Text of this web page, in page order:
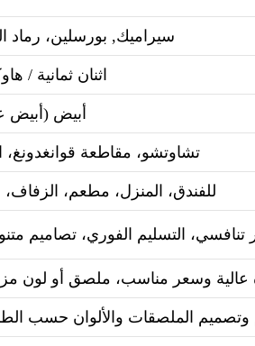
سيراميك, بورسلين، رماد
اثنان ثمانية /
أبيض (أبيض
تشاوتشو، مقاطعة قوانغدونغ،
للفندق، المنزل، مطعم، الزفاف،